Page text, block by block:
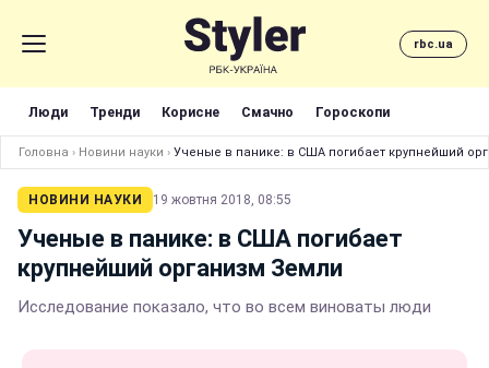
rbc.ua
Люди Тренди Корисне Смачно Гороскопи
Головна › Новини науки › Ученые в панике: в США погибает крупнейший
НОВИНИ НАУКИ 19 жовтня 2018, 08:55
Ученые в панике: в США погибает
крупнейший организм Земли
Исследование показало, что во всем виноваты люди